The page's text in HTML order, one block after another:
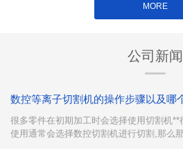
MORE
公司新闻
数控等离子切割机的操作步骤以及哪
很多零件在初期加工时会选择使用切割机
使用通常会选择数控切割机进行切割,那么